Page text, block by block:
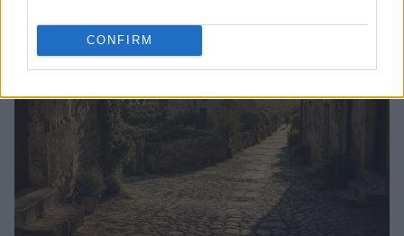
CONFIRM
LUOGHI DA VEDERE